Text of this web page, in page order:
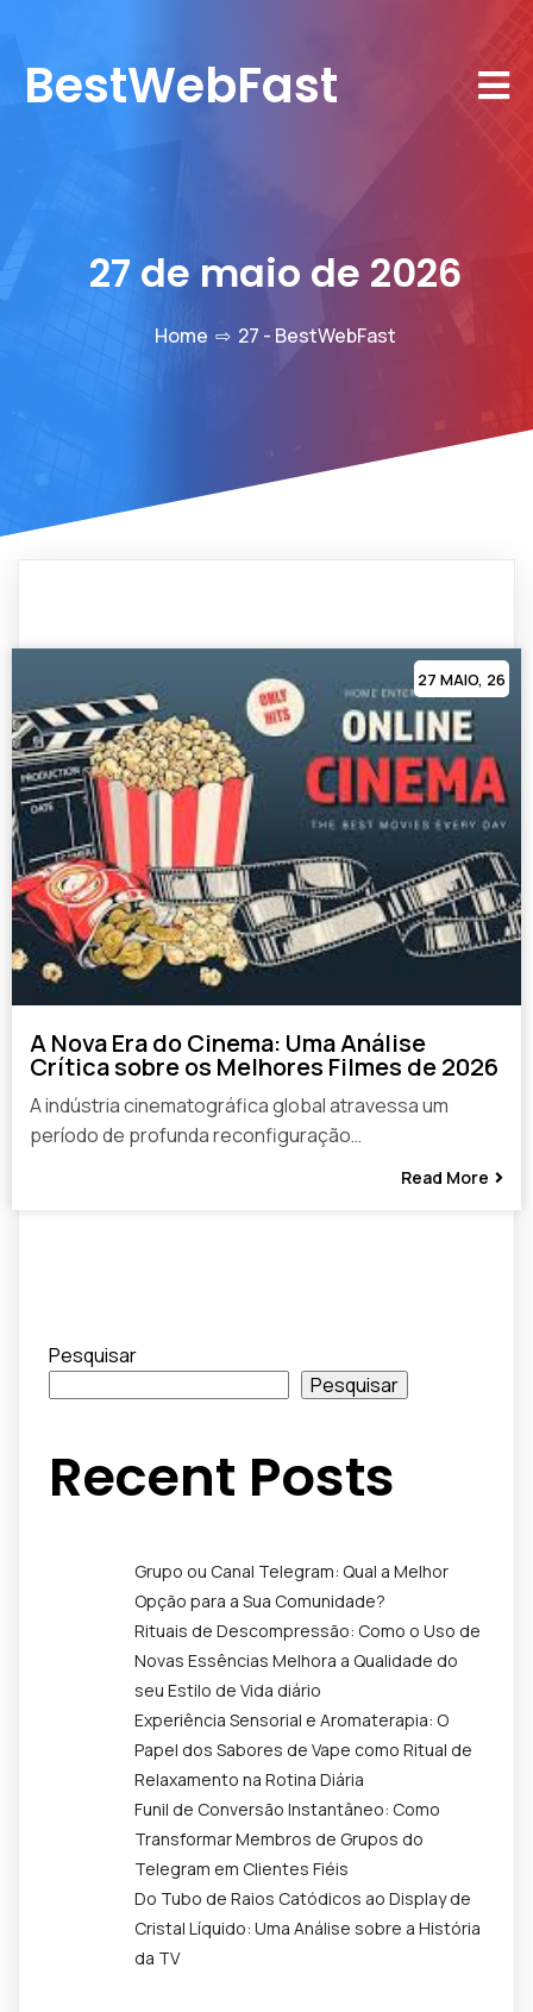
BestWebFast
27 de maio de 2026
Home ⇨ 27 - BestWebFast
A Nova Era do Cinema: Uma Análise
Crítica sobre os Melhores Filmes de 2026
27 MAIO, 26
A indústria cinematográfica global atravessa um
período de profunda reconfiguração…
Read More
Pesquisar
Pesquisar
Recent Posts
Grupo ou Canal Telegram: Qual a Melhor
Opção para a Sua Comunidade?
Rituais de Descompressão: Como o Uso de
Novas Essências Melhora a Qualidade do
seu Estilo de Vida diário
Experiência Sensorial e Aromaterapia: O
Papel dos Sabores de Vape como Ritual de
Relaxamento na Rotina Diária
Funil de Conversão Instantâneo: Como
Transformar Membros de Grupos do
Telegram em Clientes Fiéis
Do Tubo de Raios Catódicos ao Display de
Cristal Líquido: Uma Análise sobre a História
da TV